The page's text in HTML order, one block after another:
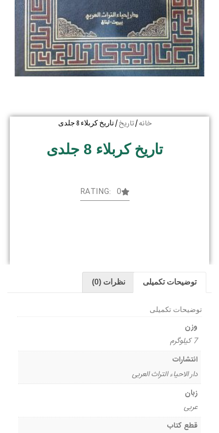
خانه/تاریخ/ تاریخ کربلاء 8 جلدی
تاریخ کربلاء 8 جلدی
RATING: 0
توضیحات تکمیلی نظرات (0)
توضیحات تکمیلی
وزن
7 کیلوگرم
انتشارات
دار الاحیاء التراث العربی
زبان
عربی
قطع کتاب